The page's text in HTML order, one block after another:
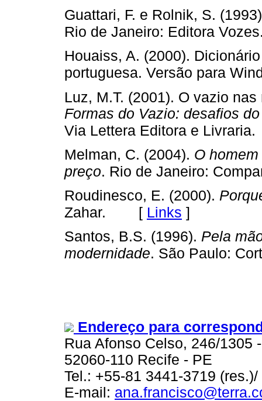
Guattari, F. e Rolnik, S.
Rio de Janeiro: Editora
Houaiss, A. (2000).
portuguesa. Versão para
Luz, M.T. (2001). O vazio
Formas do Vazio: desafios
Via Lettera Editora e Livraria.
Melman, C. (2004). O
preço. Rio de Janeiro:
Roudinesco, E. (2000).
Zahar. [ Links ]
Santos, B.S. (1996). Pela
modernidade. São Paulo:
Endereço para
Rua Afonso Celso, 246/1305
52060-110 Recife - PE
Tel.: +55-81 3441-3719
E-mail: